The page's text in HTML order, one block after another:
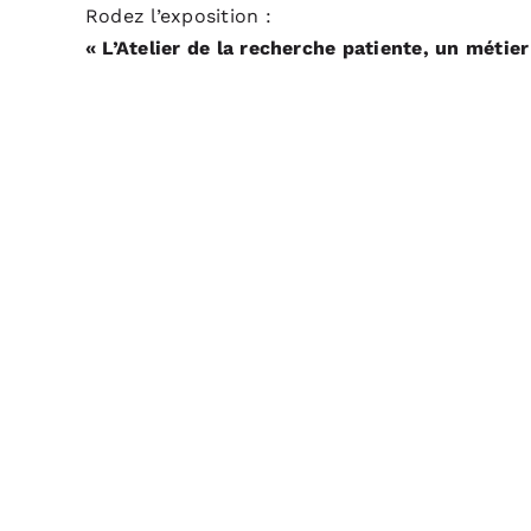
Rodez l’exposition :
« L’Atelier de la recherche patiente, un